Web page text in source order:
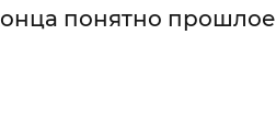
понятно прошлое